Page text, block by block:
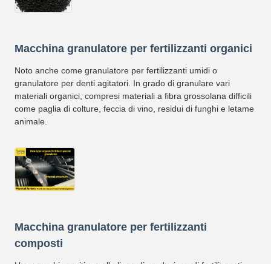
Macchina granulatore per fertilizzanti organici
Noto anche come granulatore per fertilizzanti umidi o
granulatore per denti agitatori. In grado di granulare vari
materiali organici, compresi materiali a fibra grossolana difficili
come paglia di colture, feccia di vino, residui di funghi e letame
animale.
Macchina granulatore per fertilizzanti
composti